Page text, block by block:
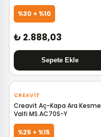
%30 + %10
₺ 2.888,03
GELİNCE HABER VER
CREAVIT
Creavit Aç-Kapa Ara Kesme
Valfi MS.AC70S-Y
%25 + %15